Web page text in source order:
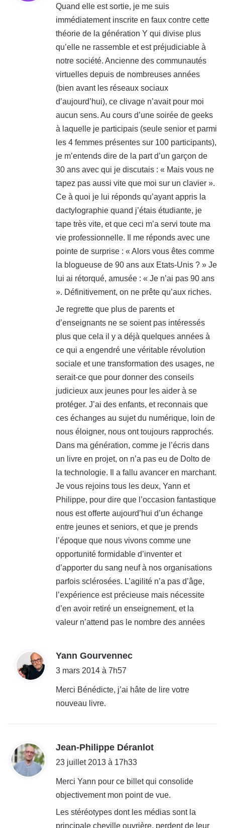
Quand elle est sortie, je me suis
immédiatement inscrite en faux contre cette
théorie de la génération Y qui divise plus
qu’elle ne rassemble et est préjudiciable à
notre société. Ancienne des communautés
virtuelles depuis de nombreuses années
(bien avant les réseaux sociaux
d’aujourd’hui), ce clivage n’avait pour moi
aucun sens. Au cours d’une soirée de geeks
à laquelle je participais (seule senior et parmi
les 4 femmes présentes sur 100 participants),
je m’entends dire de la part d’un garçon de
30 ans avec qui je discutais : « Mais vous ne
tapez pas aussi vite que moi sur un clavier ».
Ce à quoi je lui réponds qu’ayant appris la
dactylographie quand j’étais étudiante, je
tape très vite, et que ceci m’a servi toute ma
vie professionnelle. Il me réponds avec une
pointe de surprise : « Alors vous êtes comme
la blogueuse de 90 ans aux Etats-Unis ? » Je
lui ai rétorqué, amusée : « Je n’ai pas 90 ans
». Définitivement, on ne prête qu’aux riches.
Je regrette que plus de parents et
d’enseignants ne se soient pas intéressés
plus que cela il y a déjà quelques années à
ce qui a engendré une véritable révolution
sociale et une transformation des usages, ne
serait-ce que pour donner des conseils
judicieux aux jeunes pour les aider à se
protéger. J’ai des enfants, et reconnais que
ces échanges au sujet du numérique, loin de
nous éloigner, nous ont toujours rapprochés.
Dans ma génération, comme je l’écris dans
un livre en projet, on n’a pas eu de Dolto de
la technologie. Il a fallu avancer en marchant.
Je vous rejoins tous les deux, Yann et
Philippe, pour dire que l’occasion fantastique
nous est offerte aujourd’hui d’un échange
entre jeunes et seniors, et que je prends
l’époque que nous vivons comme une
opportunité formidable d’inventer et
d’apporter du sang neuf à nos organisations
parfois sclérosées. L’agilité n’a pas d’âge,
l’expérience est précieuse mais nécessite
d’en avoir retiré un enseignement, et la
valeur n’attend pas le nombre des années
Yann Gourvennec
3 mars 2014 à 7h57
Merci Bénédicte, j’ai hâte de lire votre
nouveau livre.
Jean-Philippe Déranlot
23 juillet 2013 à 17h33
Merci Yann pour ce billet qui consolide
objectivement mon point de vue.
Les stéréotypes dont les médias sont la
principale cheville ouvrière, perdent de leur